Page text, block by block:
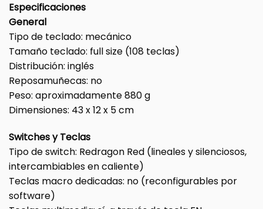
Especificaciones
General
Tipo de teclado: mecánico
Tamaño teclado: full size (108 teclas)
Distribución: inglés
Reposamuñecas: no
Peso: aproximadamente 880 g
Dimensiones: 43 x 12 x 5 cm
Switches y Teclas
Tipo de switch: Redragon Red (lineales y silenciosos,
intercambiables en caliente)
Teclas macro dedicadas: no (reconfigurables por
software)